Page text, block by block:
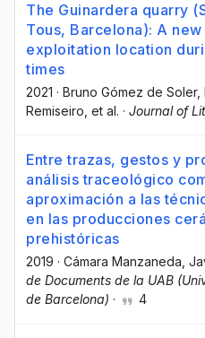
The Guinardera quarry
Tous, Barcelona): A
exploitation location
times
2021 · Bruno Gómez de Soler,
Remiseiro , et al. · Journal of
Entre trazas, gestos y
análisis traceológico
aproximación a las
en las producciones
prehistóricas
2019 · Cámara Manzaneda,
de Documents de la UAB
de Barcelona) · 4